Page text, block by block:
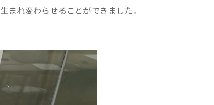
れ変わらせることができました。